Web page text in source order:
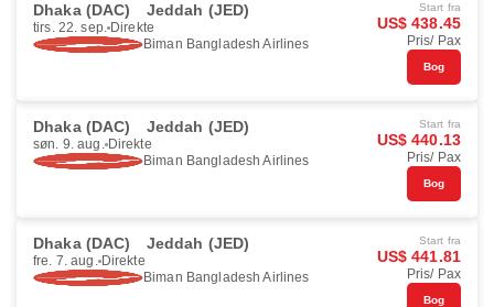
Dhaka (DAC) Jeddah (JED)
tirs. 22. sep. Direkte
Biman Bangladesh Airlines
Start fra
US$ 438.45
Pris/ Pax
Bog
Dhaka (DAC) Jeddah (JED)
søn. 9. aug. Direkte
Biman Bangladesh Airlines
Start fra
US$ 440.13
Pris/ Pax
Bog
Dhaka (DAC) Jeddah (JED)
fre. 7. aug. Direkte
Biman Bangladesh Airlines
Start fra
US$ 441.81
Pris/ Pax
Bog